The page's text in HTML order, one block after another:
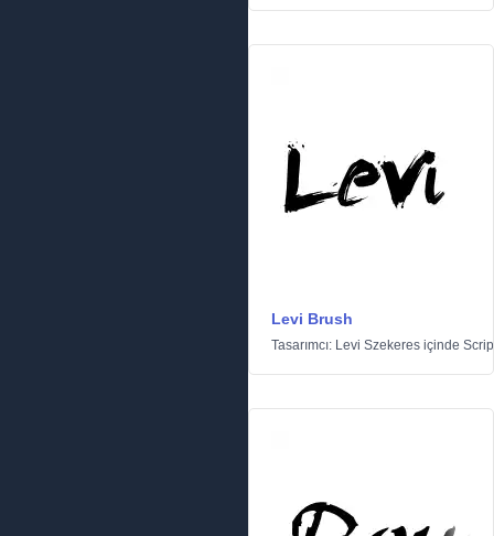
Levi Brush
Tasarımcı: Levi Szekeres içinde